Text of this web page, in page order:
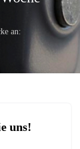
an:
uns!